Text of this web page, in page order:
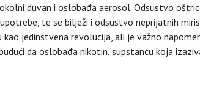
duvan i oslobađa aerosol. Odsustvo
te se bilježi i odsustvo neprijatnih
jedinstvena revolucija, ali je važno
da oslobađa nikotin, supstancu koja